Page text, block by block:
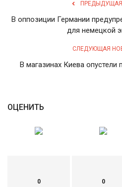
В мире
В оппозиции Германии
для немецкой
СЛЕДУЮЩАЯ
В магазинах Киева
ОЦЕНИТЬ
0 0